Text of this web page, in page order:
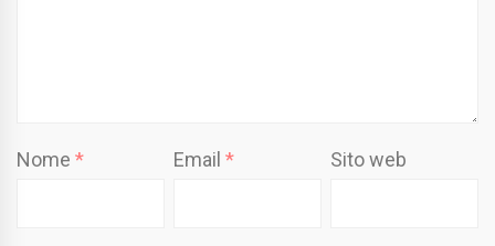
Nome * Email* Sito web